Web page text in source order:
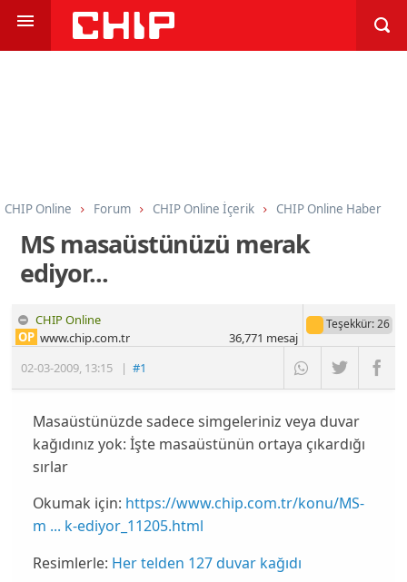
CHIP Online Forum CHIP Online İçerik CHIP Online Haber
MS masaüstünüzü merak
ediyor...
CHIP Online
02-03-2009, 13:15 |#1
OP www.chip.com.tr
Teşekkür: 26
36,771 mesaj
Masaüstünüzde sadece simgeleriniz veya duvar
kağıdınız yok: İşte masaüstünün ortaya çıkardığı
sırlar
Okumak için: https://www.chip.com.tr/konu/MS-
m ... k-ediyor_11205.html
Resimlerle: Her telden 127 duvar kağıdı